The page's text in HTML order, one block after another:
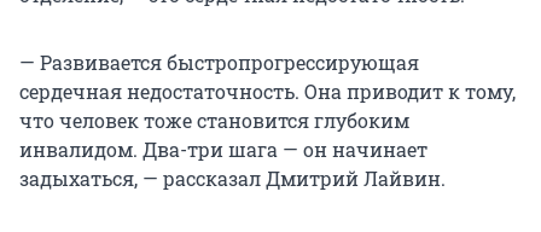
— Развивается быстропрогрессирующая
сердечная недостаточность. Она приводит к тому,
что человек тоже становится глубоким
инвалидом. Два-три шага — он начинает
задыхаться, — рассказал Дмитрий Лайвин.